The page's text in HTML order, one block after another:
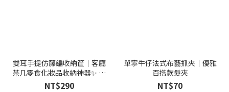
雙耳手提仿藤編收納筐｜客廳
茶几零食化妝品收納神器✨ 長
方、橢圓
NT$290
單寧牛仔法式布藝抓夾｜優雅
百搭款髮夾
NT$70